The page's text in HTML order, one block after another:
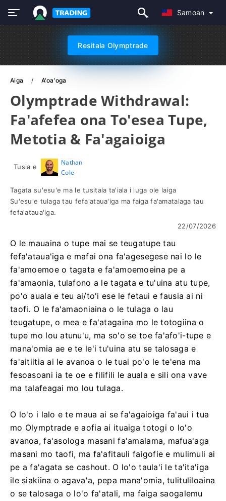
Samoan
Resitala Olymptrade
Aiga A'oa'oga
Olymptrade Withdrawal:
Fa'afefea ona To'esea Tupe,
Metotia & Fa'agaioiga
Tusia e
Nathan
Cole
Tagata su'esu'e ma le tusitala ta'iala i luga ole laiga
Su'esu'e tulaga tau fefa'ataua'iga ma faiga fa'amatalaga tau
fefa'ataua'iga.
22/07/2026
O le mauaina o tupe mai se teugatupe tau
fefa'ataua'iga e mafai ona fa'agesegese nai lo le
fa'amoemoe o tagata e fa'amoemoeina pe a
fa'amaonia, tulafono a le tagata e tu'uina atu tupe,
po'o auala e teu ai/to'i ese le fetaui e fausia ai ni
taofi. O le fa'amaoniaina o le tulaga o lau
teugatupe, o mea e fa'atagaina mo le totogiina o
tupe mo lou atunu'u, ma so'o se toe fa'afo'i-tupe e
mana'omia ae e te le'i tu'uina atu se talosaga e
fa'aitiitia ai le avanoa o le tuai po'o le te'ena ma
fesoasoani ia te oe e filifili le auala e sili ona vave
ma talafeagai mo lou tulaga.
O lo'o i lalo e te maua ai se fa'agaioiga fa'aui i tua
mo Olymptrade e aofia ai ituaiga totogi o lo'o
avanoa, fa'asologa masani fa'amalama, mafua'aga
masani mo taofi, ma fa'afitauli faigofie e mulimuli ai
pe a fa'agata se cashout. O lo'o taula'i le ta'ita'iga
ile siakiina o agava'a, pepa mana'omia, tulituliloaina
o se talosaga o lo'o fa'atali, ma faiga saogalemu